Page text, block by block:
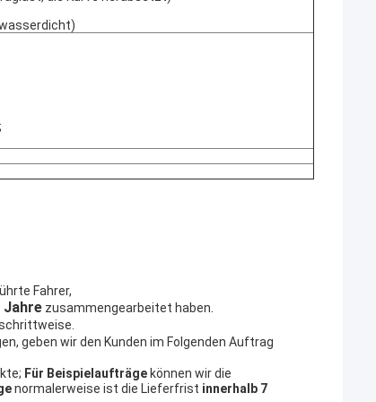
Fahrer,
Jahre zusammengearbeitet haben.
geben wir den Kunden im Folgenden Auftrag
Für Beispielaufträge können wir die
normalerweise ist die Lieferfrist innerhalb 7